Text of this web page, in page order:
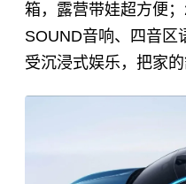
箱，露营带娃超方便
SOUND音响、四音区
受沉浸式娱乐，把家的